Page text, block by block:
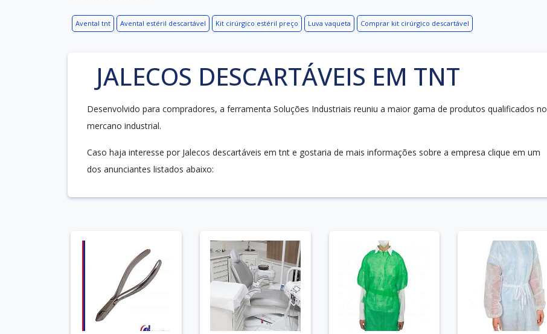
Avental tnt Avental estéril descartável Kit cirúrgico estéril preço Luva vaqueta Comprar kit cirúrgico descartável
JALECOS DESCARTÁVEIS EM TNT
Desenvolvido para compradores, a ferramenta Soluções Industriais reuniu a maior gama de produtos qualificados no
mercano industrial.
Caso haja interesse por Jalecos descartáveis em tnt e gostaria de mais informações sobre a empresa clique em um
dos anunciantes listados abaixo: